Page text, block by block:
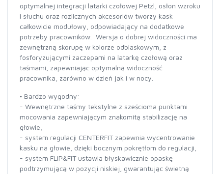
optymalnej integracji latarki czołowej Petzl, osłon wzroku
i słuchu oraz rozlicznych akcesoriów tworzy kask
całkowicie modułowy, odpowiadający na dodatkowe
potrzeby pracowników. Wersja o dobrej widoczności ma
zewnętrzną skorupę w kolorze odblaskowym, z
fosforyzującymi zaczepami na latarkę czołową oraz
taśmami, zapewniając optymalną widoczność
pracownika, zarówno w dzień jak i w nocy.
• Bardzo wygodny:
- Wewnętrzne taśmy tekstylne z sześcioma punktami
mocowania zapewniającym znakomitą stabilizację na
głowie,
- system regulacji CENTERFIT zapewnia wycentrowanie
kasku na głowie, dzięki bocznym pokrętłom do regulacji,
- system FLIP&FIT ustawia błyskawicznie opaskę
podtrzymującą w pozycji niskiej, gwarantując świetną